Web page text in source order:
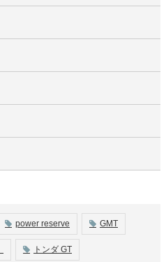
power reserve GMT
トンダ GT